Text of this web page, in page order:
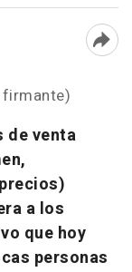
de venta
a los
que hoy
personas